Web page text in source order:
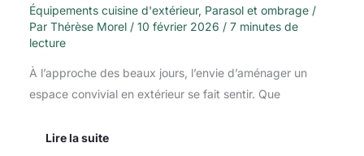
Équipements cuisine d'extérieur, Parasol et ombrage/
Par Thérèse Morel / 10 février 2026 / 7 minutes de
lecture
À l’approche des beaux jours, l’envie d’aménager un
espace convivial en extérieur se fait sentir. Que
Lire la suite